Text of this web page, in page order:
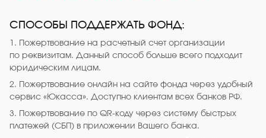
СПОСОБЫ ПОДДЕРЖАТЬ ФОНД:
1. Пожертвование на расчетный счет организации
по реквизитам. Данный способ больше всего подходит
юридическим лицам.
2. Пожертвование онлайн на сайте фонда через удобный
сервис «Юкасса». Доступно клиентам всех банков РФ.
3. Пожертвование по QR-коду через систему быстрых
платежей (СБП) в приложении Вашего банка.